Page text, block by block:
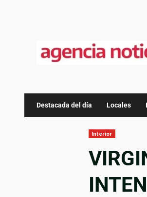
Destacada del día Locales
Interior